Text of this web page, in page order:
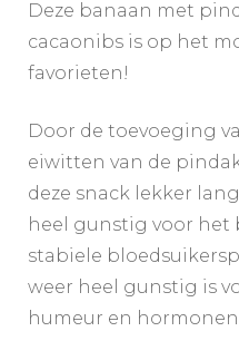
Deze banaan met
cacaonibs is op het
favorieten!
Door de toevoeging
eiwitten van de
deze snack lekker
heel gunstig voor het
stabiele
weer heel gunstig is
humeur en